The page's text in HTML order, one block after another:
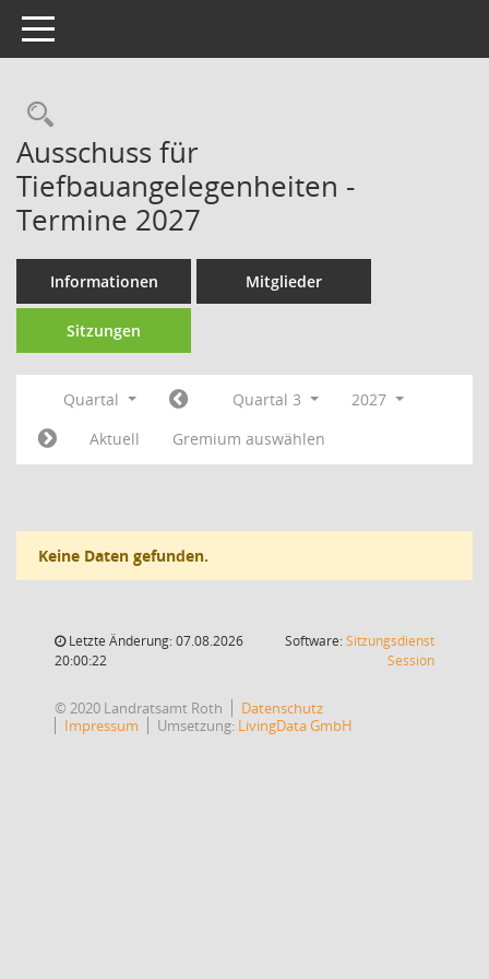
Toggle navigation
Rechercheauswahl
Ausschuss für
Tiefbauangelegenheiten -
Termine 2027
Informationen Mitglieder
Sitzungen
Quartal Quartal 3
2027
Aktuell
Gremium auswählen
Keine Daten gefunden.
Letzte Änderung: 07.08.2026
20:00:22
Software:Sitzungsdienst
Session(Wird in
© 2020 Landratsamt Roth
Datenschutz
Impressum
Umsetzung: LivingData GmbH